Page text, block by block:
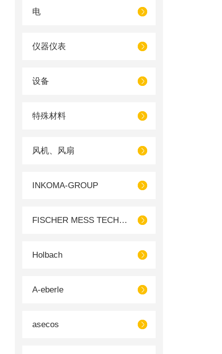
电
仪器仪表
设备
特殊材料
风机、风扇
INKOMA-GROUP
FISCHER MESS TECHNIK
Holbach
A-eberle
asecos